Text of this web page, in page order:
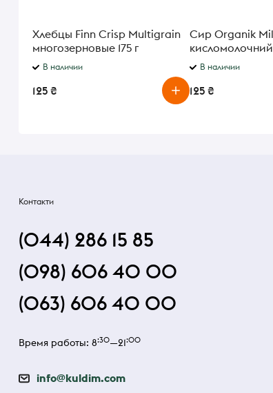
Хлебцы Finn Crisp Multigrain
многозерновые 175 г
В наличии
125 ₴
Сир Organik
В наличии
125 ₴
Контакти
(044) 286 15 85
(098) 606 40 00
(063) 606 40 00
Время работы: 8:30—21:00
info@kuldim.com